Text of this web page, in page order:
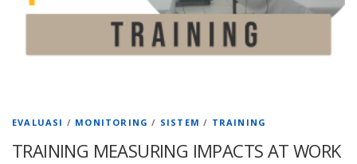
EVALUASI / MONITORING / SISTEM / TRAINING
TRAINING MEASURING IMPACTS AT WORK